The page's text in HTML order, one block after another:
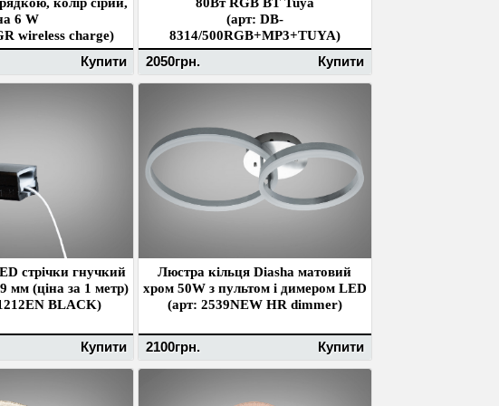
6 W
wireless charge)
Купити
(арт: DB-
8314/500RGB+MP3+TUYA)
2050грн. Купити
стрічки гнучкий
мм (ціна за 1 метр)
BLACK)
Купити
Люстра кільця Diasha матовий
хром 50W з пультом і димером LED
(арт: 2539NEW HR dimmer)
2100грн. Купити